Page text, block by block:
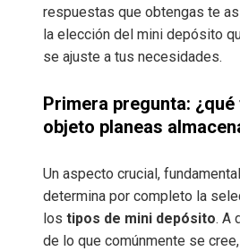
respuestas que obtengas te
la elección del mini depósito
se ajuste a tus necesidades.
Primera pregunta:
objeto planeas
Un aspecto crucial,
determina por completo la
los tipos de mini depósito. A
de lo que comúnmente se